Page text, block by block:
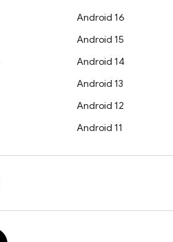
Android 16
Android 15
Android 14
Android 13
Android 12
Android 11